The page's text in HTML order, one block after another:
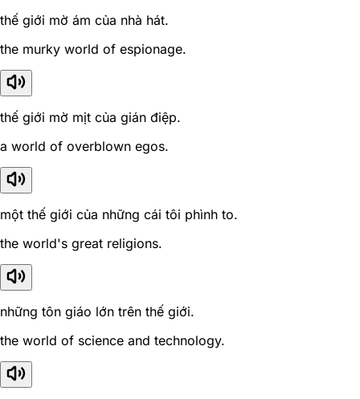
thế giới mờ ám của nhà hát.
the murky world of espionage.
thế giới mờ mịt của gián điệp.
a world of overblown egos.
một thế giới của những cái tôi phình to.
the world's great religions.
những tôn giáo lớn trên thế giới.
the world of science and technology.